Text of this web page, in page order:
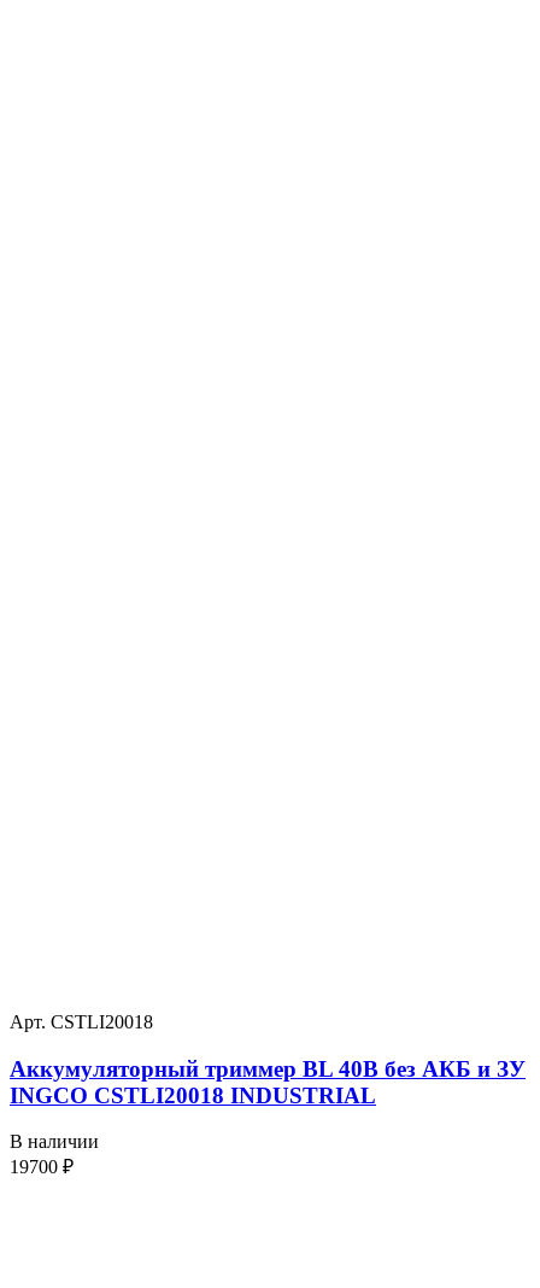
Арт. CSTLI20018
Аккумуляторный триммер BL 40В без АКБ и ЗУ
INGCO CSTLI20018 INDUSTRIAL
В наличии
19700 ₽